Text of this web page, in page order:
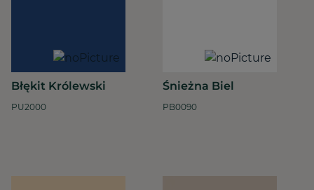
Błękit Królewski
PU2000
Śnieżna Biel
PB0090